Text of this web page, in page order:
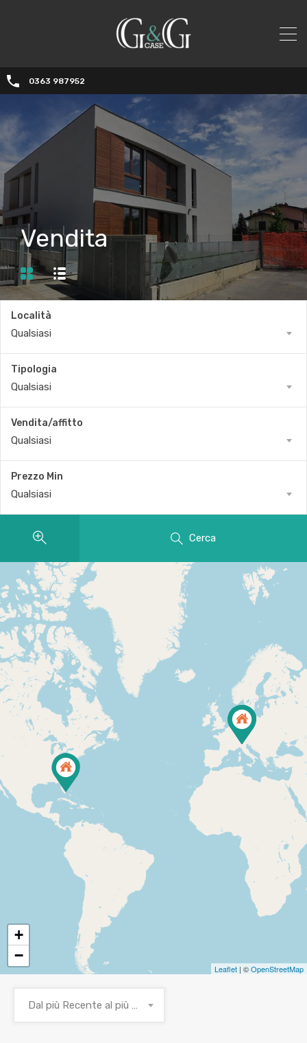
0363 987952
Vendita
Località
Qualsiasi
Tipologia
Qualsiasi
Vendita/affitto
Qualsiasi
Prezzo Min
Qualsiasi
Cerca
+
−
Leaflet | ©OpenStreetMap
Dal più Recente al più Vecchio